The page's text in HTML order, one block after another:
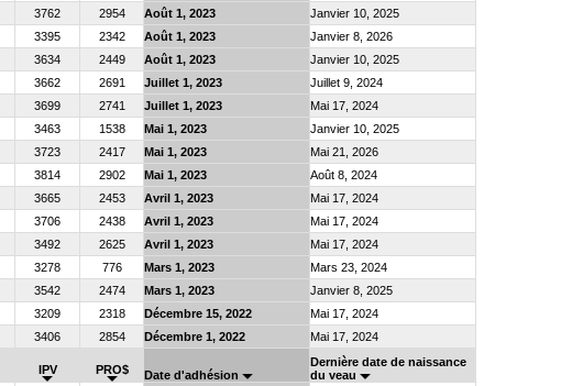
3762 2954 Août 1, 2023
Janvier 10, 2025
3395 2342 Août 1, 2023
Janvier 8, 2026
3634 2449 Août 1, 2023
Janvier 10, 2025
3662 2691 Juillet 1, 2023
Juillet 9, 2024
3699 2741 Juillet 1, 2023
Mai 17, 2024
3463 1538 Mai 1, 2023
Janvier 10, 2025
3723 2417 Mai 1, 2023
Mai 21, 2026
3814 2902 Mai 1, 2023
Août 8, 2024
3665 2453 Avril 1, 2023
Mai 17, 2024
3706 2438 Avril 1, 2023
Mai 17, 2024
3492 2625 Avril 1, 2023
Mai 17, 2024
3278 776 Mars 1, 2023
Mars 23, 2024
3542 2474 Mars 1, 2023
Janvier 8, 2025
3209 2318 Décembre 15, 2022
Mai 17, 2024
3406 2854 Décembre 1, 2022 Mai 17, 2024
IPV PRO$ Date d'adhésion
Dernière date de naissance
du veau